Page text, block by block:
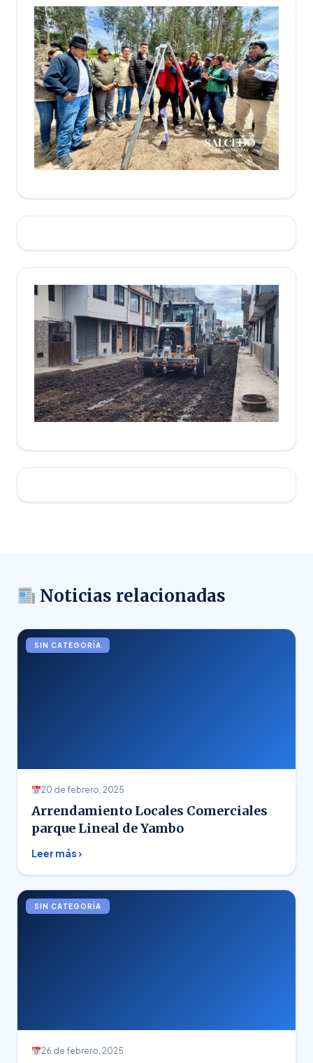
Noticias relacionadas
SIN CATEGORÍA
20 de febrero, 2025
Arrendamiento Locales Comerciales
parque Lineal de Yambo
Leer más ›
SIN CATEGORÍA
26 de febrero, 2025